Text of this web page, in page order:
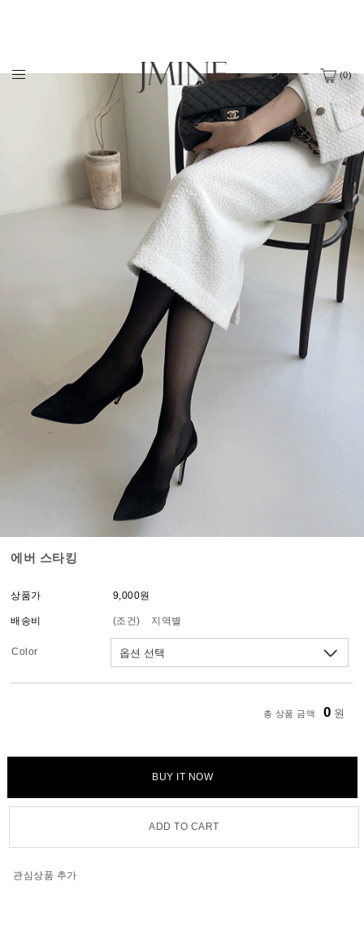
(0)
에버 스타킹
상품가 9,000원
배송비 (조건) 지역별
Color
총 상품 금액 0 원
BUY IT NOW
ADD TO CART
관심상품 추가